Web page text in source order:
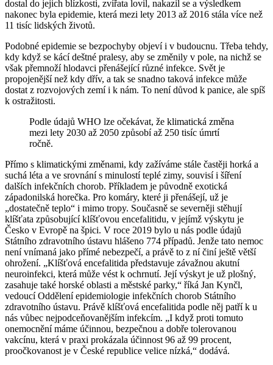
dostal do jejich blízkosti, zvířata lovil, nakazil se a výsledkem
nakonec byla epidemie, která mezi lety 2013 až 2016 stála více než
11 tisíc lidských životů.
Podobné epidemie se bezpochyby objeví i v budoucnu. Třeba tehdy,
kdy když se kácí deštné pralesy, aby se změnily v pole, na nichž se
však přemnoží hlodavci přenášející různé infekce. Svět je
propojenější než kdy dřív, a tak se snadno taková infekce může
dostat z rozvojových zemí i k nám. To není důvod k panice, ale spíš
k ostražitosti.
Podle údajů WHO lze očekávat, že klimatická změna
mezi lety 2030 až 2050 způsobí až 250 tisíc úmrtí
ročně.
Přímo s klimatickými změnami, kdy zažíváme stále častěji horká a
suchá léta a ve srovnání s minulostí teplé zimy, souvisí i šíření
dalších infekčních chorob. Příkladem je původně exotická
západonilská horečka. Pro komáry, které ji přenášejí, už je
„dostatečně teplo“ i mimo tropy. Současně se severněji stěhují
klíšťata způsobující klíšťovou encefalitidu, v jejímž výskytu je
Česko v Evropě na špici. V roce 2019 bylo u nás podle údajů
Státního zdravotního ústavu hlášeno 774 případů. Jenže tato nemoc
není vnímaná jako přímé nebezpečí, a právě to z ní činí ještě větší
ohrožení. „Klíšťová encefalitida představuje závažnou akutní
neuroinfekci, která může vést k ochrnutí. Její výskyt je už plošný,
zasahuje také horské oblasti a městské parky,“ říká Jan Kynčl,
vedoucí Oddělení epidemiologie infekčních chorob Státního
zdravotního ústavu. Právě klíšťová encefalitida podle něj patří k u
nás vůbec nejpodceňovanějším infekcím. „I když proti tomuto
onemocnění máme účinnou, bezpečnou a dobře tolerovanou
vakcínu, která v praxi prokázala účinnost 96 až 99 procent,
proočkovanost je v České republice velice nízká,“ dodává.